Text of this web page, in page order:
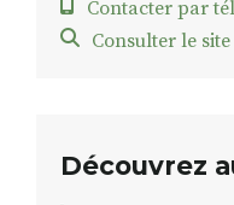
Contacter par
Consulter le
Découvrez